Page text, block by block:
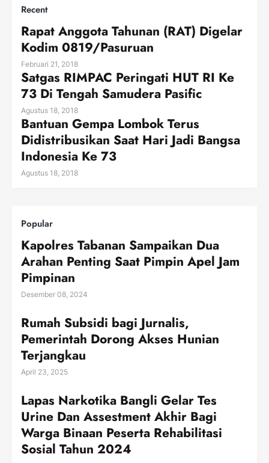
Recent
Rapat Anggota Tahunan (RAT) Digelar
Kodim 0819/Pasuruan
Februari 21, 2018
Satgas RIMPAC Peringati HUT RI Ke
73 Di Tengah Samudera Pasific
Agustus 18, 2018
Bantuan Gempa Lombok Terus
Didistribusikan Saat Hari Jadi Bangsa
Indonesia Ke 73
Agustus 18, 2018
Popular
Kapolres Tabanan Sampaikan Dua
Arahan Penting Saat Pimpin Apel Jam
Pimpinan
Desember 08, 2024
Rumah Subsidi bagi Jurnalis,
Pemerintah Dorong Akses Hunian
Terjangkau
April 23, 2025
Lapas Narkotika Bangli Gelar Tes
Urine Dan Assestment Akhir Bagi
Warga Binaan Peserta Rehabilitasi
Sosial Tahun 2024